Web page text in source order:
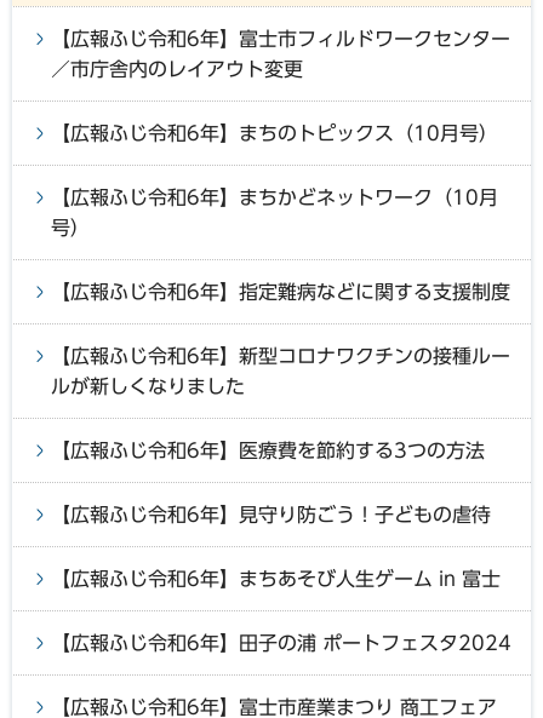
【広報ふじ令和6年】富士市フィルドワークセンター
／市庁舎内のレイアウト変更
【広報ふじ令和6年】まちのトピックス（10月号）
【広報ふじ令和6年】まちかどネットワーク（10月
号）
【広報ふじ令和6年】指定難病などに関する支援制度
【広報ふじ令和6年】新型コロナワクチンの接種ルー
ルが新しくなりました
【広報ふじ令和6年】医療費を節約する3つの方法
【広報ふじ令和6年】見守り防ごう！子どもの虐待
【広報ふじ令和6年】まちあそび人生ゲーム in 富士
【広報ふじ令和6年】田子の浦 ポートフェスタ2024
【広報ふじ令和6年】富士市産業まつり 商工フェア